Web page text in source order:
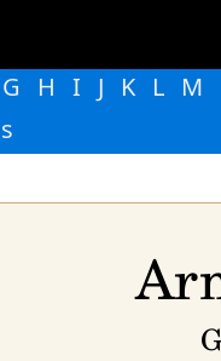
G H I J K L M